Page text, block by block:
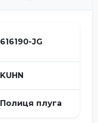
616190-JG
KUHN
Полиця плуга